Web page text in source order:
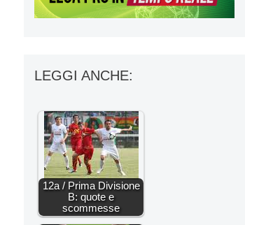
LEGGI ANCHE:
12a / Prima Divisione
B: quote e
scommesse